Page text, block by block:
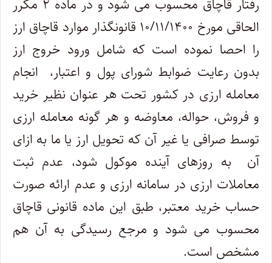
رفتار قاچاق محسوب می شود و در ماده ۲ مکرر
الحاقی مورخ ۱۰/۱۱/۱۴۰۰ قانونگذار موارد قاچاق ارز
را احصا نموده است که شامل ورود خروج ارز
بدون رعایت ضوابط شورای پول و اعتبار، انجام
معامله ارزی در کشور تحت هر عنوان نظیر خرید
و فروش، حواله، معاوضه و هر گونه معامله ارزی
توسط صرافی یا غیر آن که تحویل ارز یا ما به ازای
آن به روزهای آینده موکول شود، عدم ثبت
معاملات ارزی در سامانه ارزی و عدم ارائه صورت
حساب خرید معتبر، طبق این ماده قانونی قاچاق
محسوب می شود و مرجع رسیدگی به آن هم
مشخص است.